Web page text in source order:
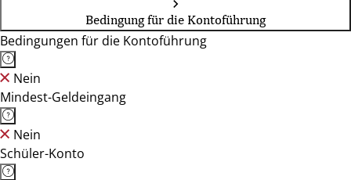
Bedingung für die Kontoführung
Bedingungen für die Kontoführung
Nein
Mindest-Geldeingang
Nein
Schüler-Konto